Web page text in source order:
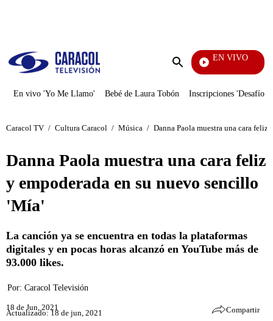
Enviar
EN VIVO
Televentas
En vivo 'Yo Me Llamo' Bebé de Laura Tobón Inscripciones 'Desafío'
Caracol TV / Cultura Caracol / Música / Danna Paola muestra una cara
Danna Paola muestra una cara feliz
y empoderada en su nuevo sencillo
'Mía'
La canción ya se encuentra en todas la plataformas
digitales y en pocas horas alcanzó en YouTube más de
93.000 likes.
Por: Caracol Televisión
18 de Jun, 2021
Actualizado: 18 de jun, 2021 Compartir